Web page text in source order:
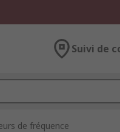
Suivi de
de fréquence